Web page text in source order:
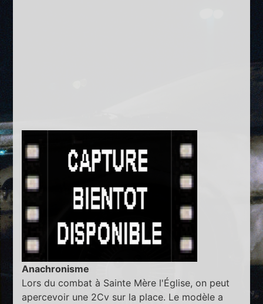
Anachronisme
Lors du combat à Sainte Mère l'Église, on peut
apercevoir une 2Cv sur la place. Le modèle a